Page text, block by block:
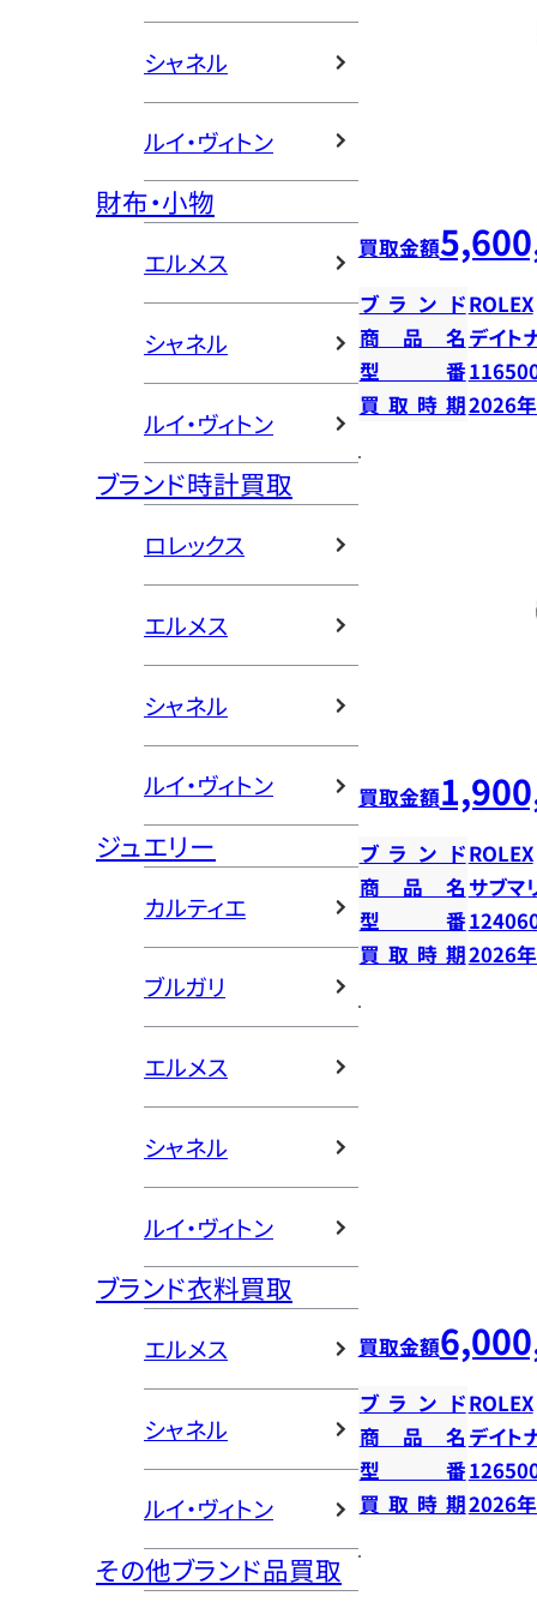
シャネル
ルイ・ヴィトン
財布・小物
エルメス
シャネル
ルイ・ヴィトン
ブランド時計買取
ロレックス
エルメス
シャネル
ルイ・ヴィトン
ジュエリー
カルティエ
ブルガリ
エルメス
シャネル
ルイ・ヴィトン
ブランド衣料買取
エルメス
シャネル
ルイ・ヴィトン
その他ブランド品買取
買取金額
ブランドROLEX
商品名 デイト
型番
買取時期2026
買取金額
ブランドROLEX
商品名 サブマ
型番
買取時期2026
買取金額
ブランドROLEX
商品名 デイ
型番
買取時期2026